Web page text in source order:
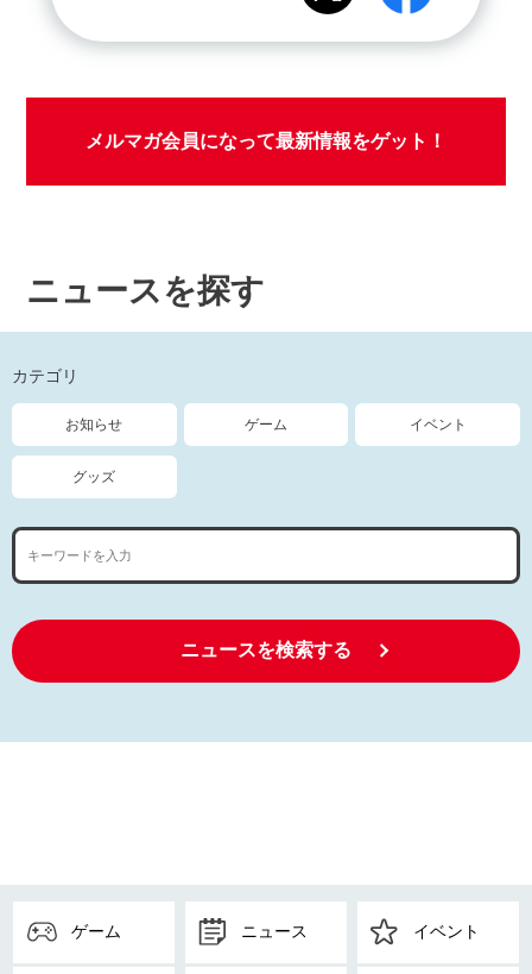
メルマガ会員になって最新情報をゲット！
ニュースを探す
カテゴリ
お知らせ ゲーム イベント
グッズ
ニュースを検索する
ゲーム ニュース イベント